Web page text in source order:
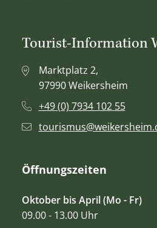
Tourist-Information
Marktplatz 2,
97990 Weikersheim
+49 (0) 7934 102 55
Öffnungszeiten
Oktober bis April (Mo - Fr)
09.00 - 13.00 Uhr